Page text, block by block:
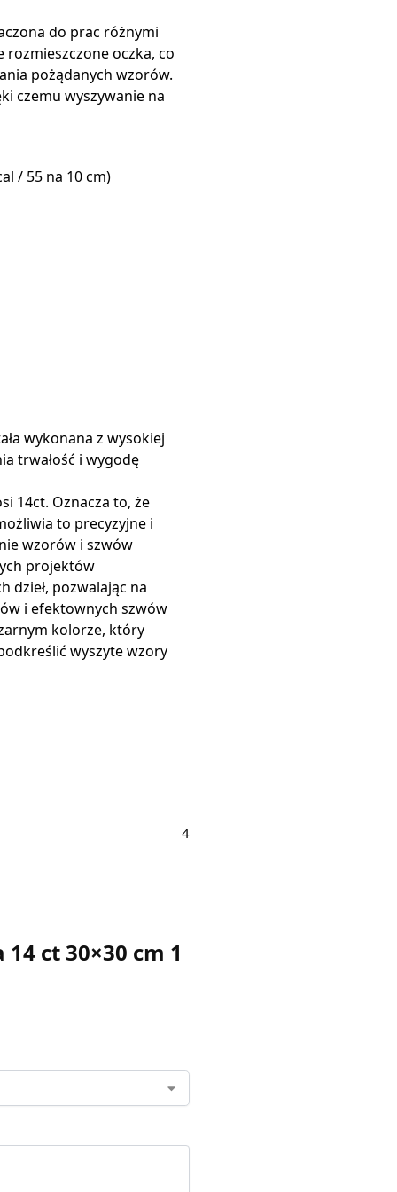
do prac różnymi
oczka, co
pożądanych wzorów.
czemu wyszywanie na
/ 55 na 10 cm)
wykonana z wysokiej
trwałość i wygodę
14ct. Oznacza to, że
to precyzyjne i
wzorów i szwów
projektów
dzieł, pozwalając na
i efektownych szwów
kolorze, który
wyszyte wzory
4
ct 30×30 cm 1